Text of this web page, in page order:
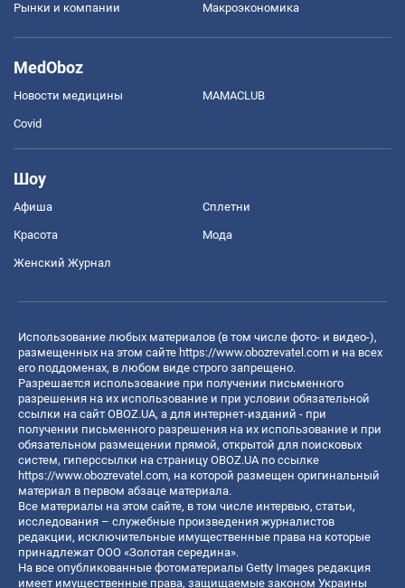
Рынки и компании Mакроэкономика
MedOboz
Новости медицины MAMACLUB
Covid
Шоу
Афиша Сплетни
Красота Мода
Женский Журнал
Использование любых материалов (в том числе фото- и видео-),
размещенных на этом сайте https://www.obozrevatel.com и на всех
его поддоменах, в любом виде строго запрещено.
Разрешается использование при получении письменного
разрешения на их использование и при условии обязательной
ссылки на сайт OBOZ.UA, а для интернет-изданий - при
получении письменного разрешения на их использование и при
обязательном размещении прямой, открытой для поисковых
систем, гиперссылки на страницу OBOZ.UA по ссылке
https://www.obozrevatel.com, на которой размещен оригинальный
материал в первом абзаце материала.
Все материалы на этом сайте, в том числе интервью, статьи,
исследования – служебные произведения журналистов
редакции, исключительные имущественные права на которые
принадлежат ООО «Золотая середина».
На все опубликованные фотоматериалы Getty Images редакция
имеет имущественные права, защищаемые законом Украины